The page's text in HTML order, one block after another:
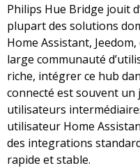
Philips Hue Bridge jouit
plupart des solutions
Home Assistant,
large communauté
riche, intégrer ce hub
connecté est souvent un
utilisateurs
utilisateur Home
des integrations
rapide et stable.